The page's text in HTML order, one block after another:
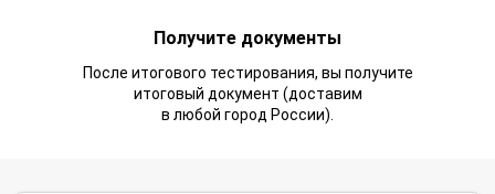
Получите документы
После итогового тестирования, вы получите
итоговый документ (доставим
в любой город России).